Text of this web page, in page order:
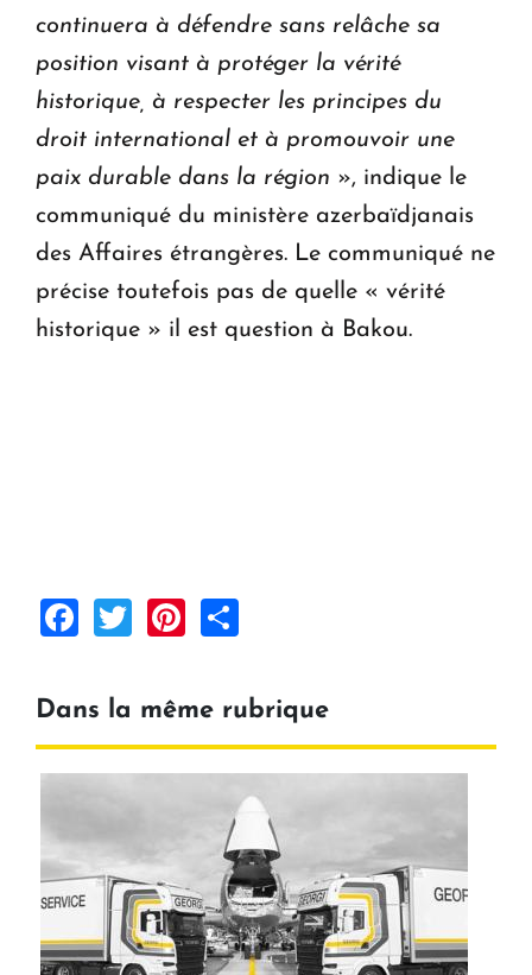
continuera à défendre sans relâche sa
position visant à protéger la vérité
historique, à respecter les principes du
droit international et à promouvoir une
paix durable dans la région », indique le
communiqué du ministère azerbaïdjanais
des Affaires étrangères. Le communiqué ne
précise toutefois pas de quelle « vérité
historique » il est question à Bakou.
Facebook
TwitterPinterest
Dans la même rubrique